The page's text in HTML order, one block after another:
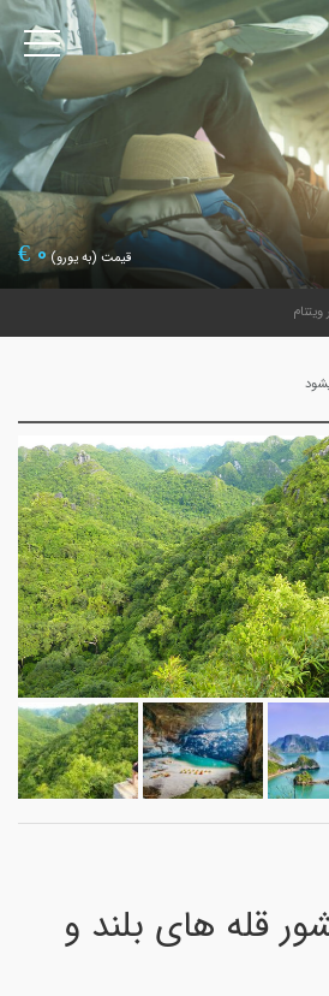
قیمت (به یورو)0
€
ویتنام
قله های بلند و